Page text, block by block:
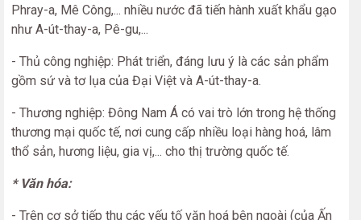
Phray-a, Mê Công,... nhiều nước đã tiến hành xuất khẩu gạo
như A-út-thay-a, Pê-gu,...
- Thủ công nghiệp: Phát triển, đáng lưu ý là các sản phẩm
gồm sứ và tơ lụa của Đại Việt và A-út-thay-a.
- Thương nghiệp: Đông Nam Á có vai trò lớn trong hệ thống
thương mại quốc tế, nơi cung cấp nhiều loại hàng hoá, lâm
thổ sản, hương liệu, gia vị,... cho thị trường quốc tế.
* Văn hóa:
- Trên cơ sở tiếp thu các yếu tố văn hoá bên ngoài (của Ấn